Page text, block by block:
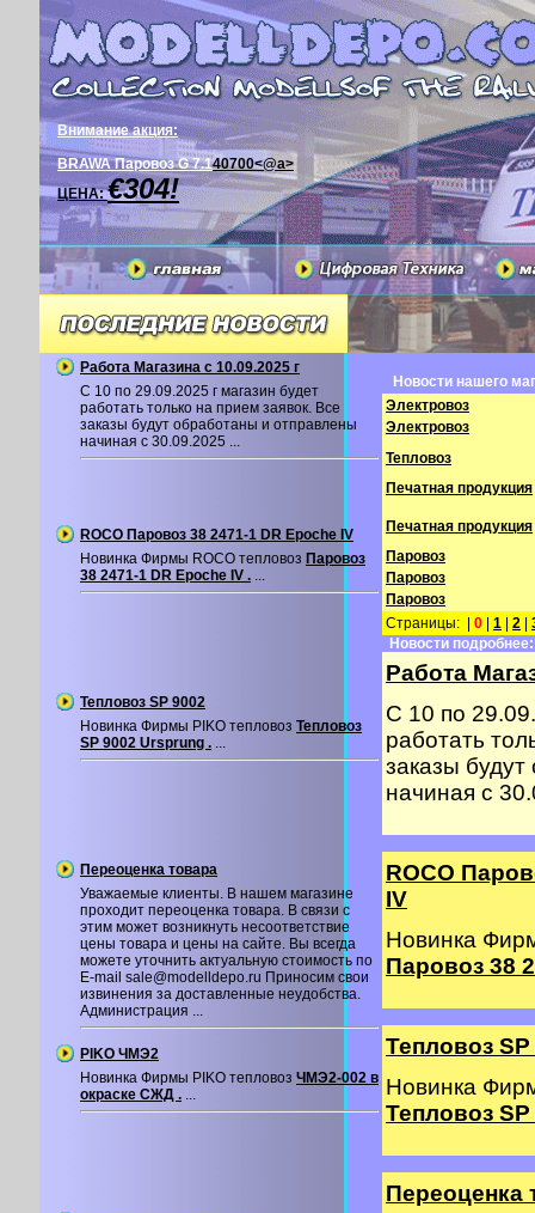
Внимание акция:
BRAWA Паровоз G 7.140700<@a>
ЦЕНА:€304!
Работа Магазина с 10.09.2025 г
С 10 по 29.09.2025 г магазин будет
работать только на прием заявок. Все
заказы будут обработаны и отправлены
начиная с 30.09.2025 ...
ROCO Паровоз 38 2471-1 DR Epoche IV
Новинка Фирмы ROCO тепловоз Паровоз
38 2471-1 DR Epoche IV . ...
Тепловоз SP 9002
Новинка Фирмы PIKO тепловоз Тепловоз
SP 9002 Ursprung . ...
Переоценка товара
Уважаемые клиенты. В нашем магазине
проходит переоценка товара. В связи с
этим может возникнуть несоответствие
цены товара и цены на сайте. Вы всегда
можете уточнить актуальную стоимость по
E-mail sale@modelldepo.ru Приносим свои
извинения за доставленные неудобства.
Администрация ...
PIKO ЧМЭ2
Новинка Фирмы PIKO тепловоз ЧМЭ2-002 в
окраске СЖД . ...
Новости нашего
Электровоз
Электровоз
Тепловоз
Печатная продукция
Печатная продукция
Паровоз
Паровоз
Паровоз
Страницы: | 0 1 2
Новости подробнее:
Работа
С 10 по
работать
заказы
начиная с
ROCO
IV
Новинка
Паровоз 38
Тепловоз SP
Новинка
Тепловоз
Переоценка